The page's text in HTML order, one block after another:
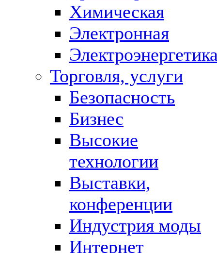
Химическая
Электронная
Торговля, услуги
Безопасность
Бизнес
Высокие
технологии
Выставки,
конференции
Индустрия моды
Интернет